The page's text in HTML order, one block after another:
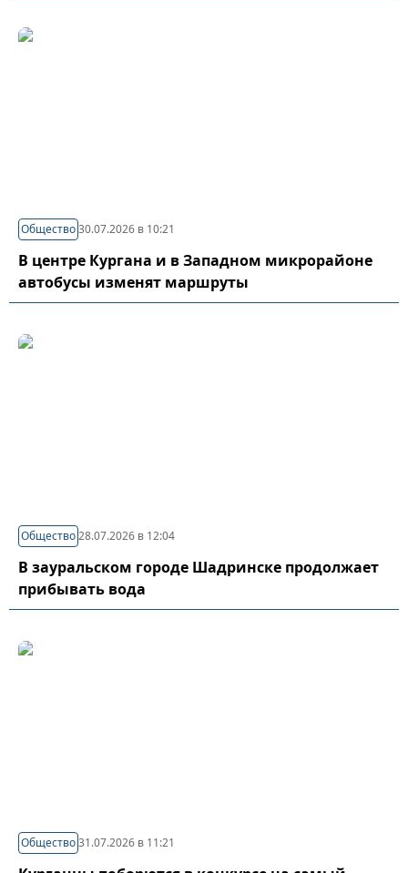
Общество30.07.2026 в 10:21
В центре Кургана и в Западном микрорайоне
автобусы изменят маршруты
Общество28.07.2026 в 12:04
В зауральском городе Шадринске продолжает
прибывать вода
Общество31.07.2026 в 11:21